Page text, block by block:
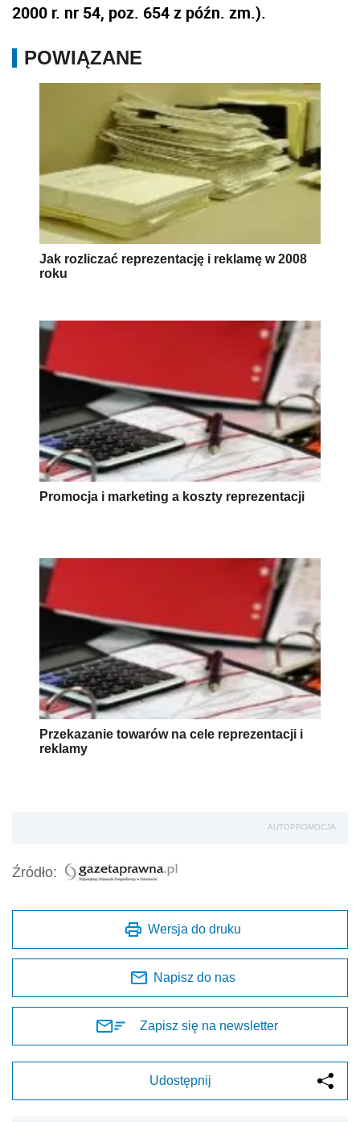
2000 r. nr 54, poz. 654 z późn. zm.).
POWIĄZANE
Jak rozliczać reprezentację i reklamę w 2008
roku
Promocja i marketing a koszty reprezentacji
Przekazanie towarów na cele reprezentacji i
reklamy
AUTOPROMOCJA
Źródło:
Wersja do druku
Napisz do nas
Zapisz się na newsletter
Udostępnij